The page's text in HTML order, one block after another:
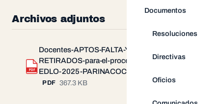
Documentos
Resoluciones
Directivas
Oficios
Archivos adjuntos
PDF
Docentes-APTOS-FALTA-Y-
RETIRADOS-para-el-proceso-de-
EDLO-2025-PARINACOCHAS.pdf
PDF 367.3 KB